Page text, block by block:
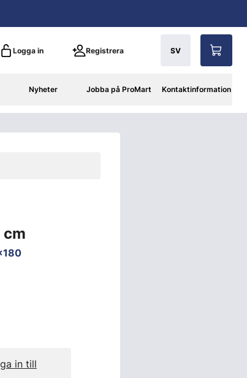
Logga in Registrera SV
Nyheter Jobba på ProMart Kontaktinformation
in till